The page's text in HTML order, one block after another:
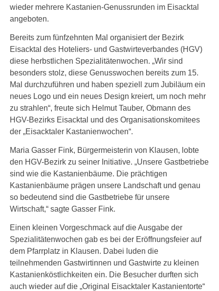
wieder mehrere Kastanien-Genussrunden im Eisacktal
angeboten.
Bereits zum fünfzehnten Mal organisiert der Bezirk
Eisacktal des Hoteliers- und Gastwirteverbandes (HGV)
diese herbstlichen Spezialitätenwochen. „Wir sind
besonders stolz, diese Genusswochen bereits zum 15.
Mal durchzuführen und haben speziell zum Jubiläum ein
neues Logo und ein neues Design kreiert, um noch mehr
zu strahlen“, freute sich Helmut Tauber, Obmann des
HGV-Bezirks Eisacktal und des Organisationskomitees
der „Eisacktaler Kastanienwochen“.
Maria Gasser Fink, Bürgermeisterin von Klausen, lobte
den HGV-Bezirk zu seiner Initiative. „Unsere Gastbetriebe
sind wie die Kastanienbäume. Die prächtigen
Kastanienbäume prägen unsere Landschaft und genau
so bedeutend sind die Gastbetriebe für unsere
Wirtschaft,“ sagte Gasser Fink.
Einen kleinen Vorgeschmack auf die Ausgabe der
Spezialitätenwochen gab es bei der Eröffnungsfeier auf
dem Pfarrplatz in Klausen. Dabei luden die
teilnehmenden Gastwirtinnen und Gastwirte zu kleinen
Kastanienköstlichkeiten ein. Die Besucher durften sich
auch wieder auf die „Original Eisacktaler Kastanientorte“